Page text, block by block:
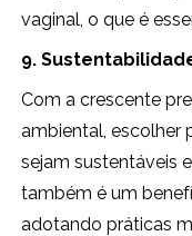
vaginal, o que é
9.
Com a crescente
ambiental, escolher
sejam sustentáveis
também é um
adotando práticas